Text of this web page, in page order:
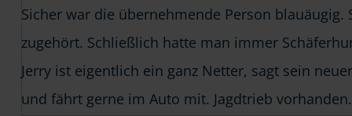
Sicher war die übernehmende Person
zugehört. Schließlich hatte man immer
Jerry ist eigentlich ein ganz Netter, sagt sein
und fährt gerne im Auto mit. Jagdtrieb